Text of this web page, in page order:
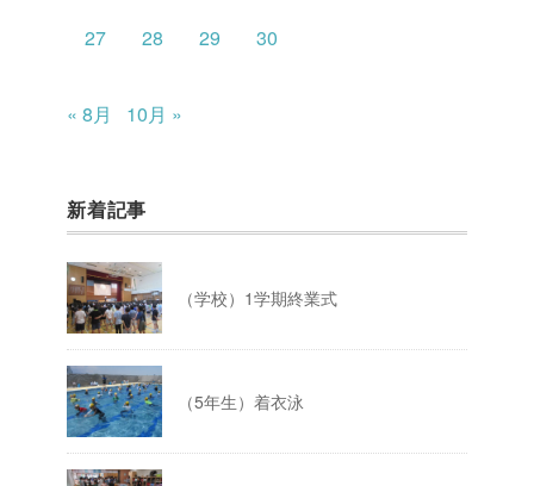
27 28 29 30
« 8月 10月 »
新着記事
（学校）1学期終業式
（5年生）着衣泳